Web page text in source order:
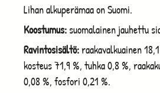
Lihan alkuperämaa on Suomi.
Koostumus: suomalainen jauhettu
Ravintosisältö: raakavalkuainen
kosteus 71,9 %, tuhka 0,8 %,
0,08 %, fosfori 0,21 %.